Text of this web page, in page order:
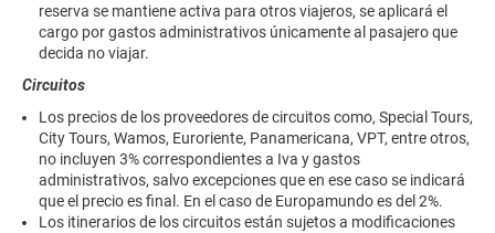
reserva se mantiene activa para otros viajeros, se aplicará el
cargo por gastos administrativos únicamente al pasajero que
decida no viajar.
Circuitos
Los precios de los proveedores de circuitos como, Special Tours,
City Tours, Wamos, Euroriente, Panamericana, VPT, entre otros,
no incluyen 3% correspondientes a Iva y gastos
administrativos, salvo excepciones que en ese caso se indicará
que el precio es final. En el caso de Europamundo es del 2%.
Los itinerarios de los circuitos están sujetos a modificaciones